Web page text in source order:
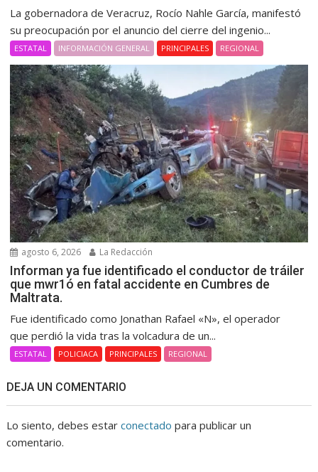
La gobernadora de Veracruz, Rocío Nahle García, manifestó
su preocupación por el anuncio del cierre del ingenio...
ESTATAL INFORMACIÓN GENERAL PRINCIPALES REGIONAL
agosto 6, 2026 La Redacción
Informan ya fue identificado el conductor de tráiler
que mwr1ó en fatal accidente en Cumbres de
Maltrata.
Fue identificado como Jonathan Rafael «N», el operador
que perdió la vida tras la volcadura de un...
ESTATAL POLICIACA PRINCIPALES REGIONAL
DEJA UN COMENTARIO
Lo siento, debes estarconectado para publicar un
comentario.